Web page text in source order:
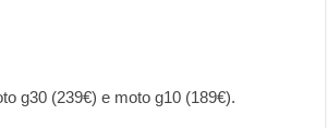
g30 (239€) e moto g10 (189€).